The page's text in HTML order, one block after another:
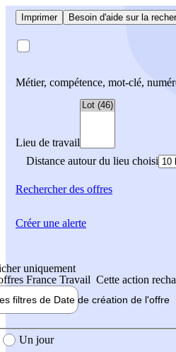
Imprimer Besoin d'aide sur la
Métier, compétence, mot-clé,
Lieu de travail
Distance autour du lieu choisi
Rechercherdes offres
uniquement
France Travail Cette action
filtres de Date de création de l'offre
création de l'offre
Un jour
Créer une alerte